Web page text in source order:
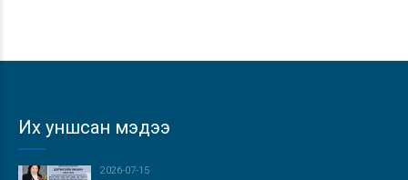
Их уншсан мэдээ
2026-07-15